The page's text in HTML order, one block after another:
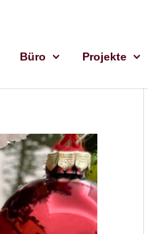
Büro Projekte